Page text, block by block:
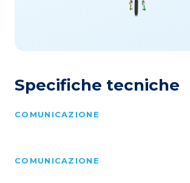
Specifiche tecniche
COMUNICAZIONE
COMUNICAZIONE